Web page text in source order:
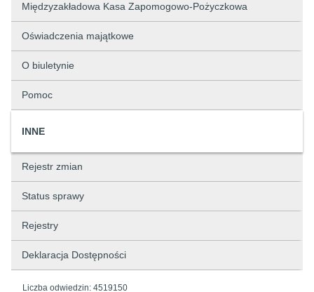
Międzyzakładowa Kasa Zapomogowo-Pożyczkowa
Oświadczenia majątkowe
O biuletynie
Pomoc
INNE
Rejestr zmian
Status sprawy
Rejestry
Deklaracja Dostępności
Liczba odwiedzin: 4519150